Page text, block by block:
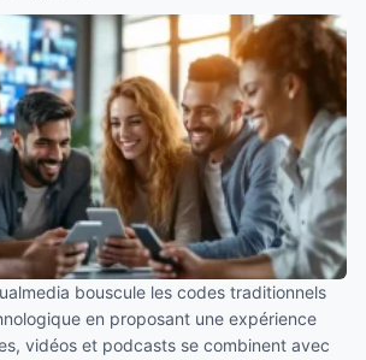
bouscule les codes traditionnels
en proposant une expérience
vidéos et podcasts se combinent avec